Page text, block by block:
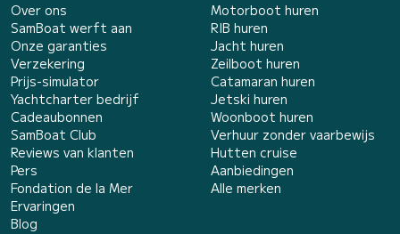
Over ons
SamBoat werft aan
Onze garanties
Verzekering
Prijs-simulator
Yachtcharter bedrijf
Cadeaubonnen
SamBoat Club
Reviews van klanten
Pers
Fondation de la Mer
Ervaringen
Blog
Motorboot huren
RIB huren
Jacht huren
Zeilboot huren
Catamaran huren
Jetski huren
Woonboot huren
Verhuur zonder vaarbewijs
Hutten cruise
Aanbiedingen
Alle merken